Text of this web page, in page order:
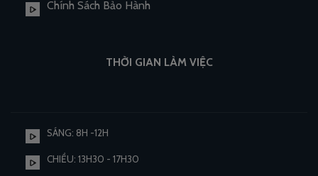
Chính Sách Bảo Hành
THỜI GIAN LÀM VIỆC
SÁNG: 8H -12H
CHIỀU: 13H30 - 17H30